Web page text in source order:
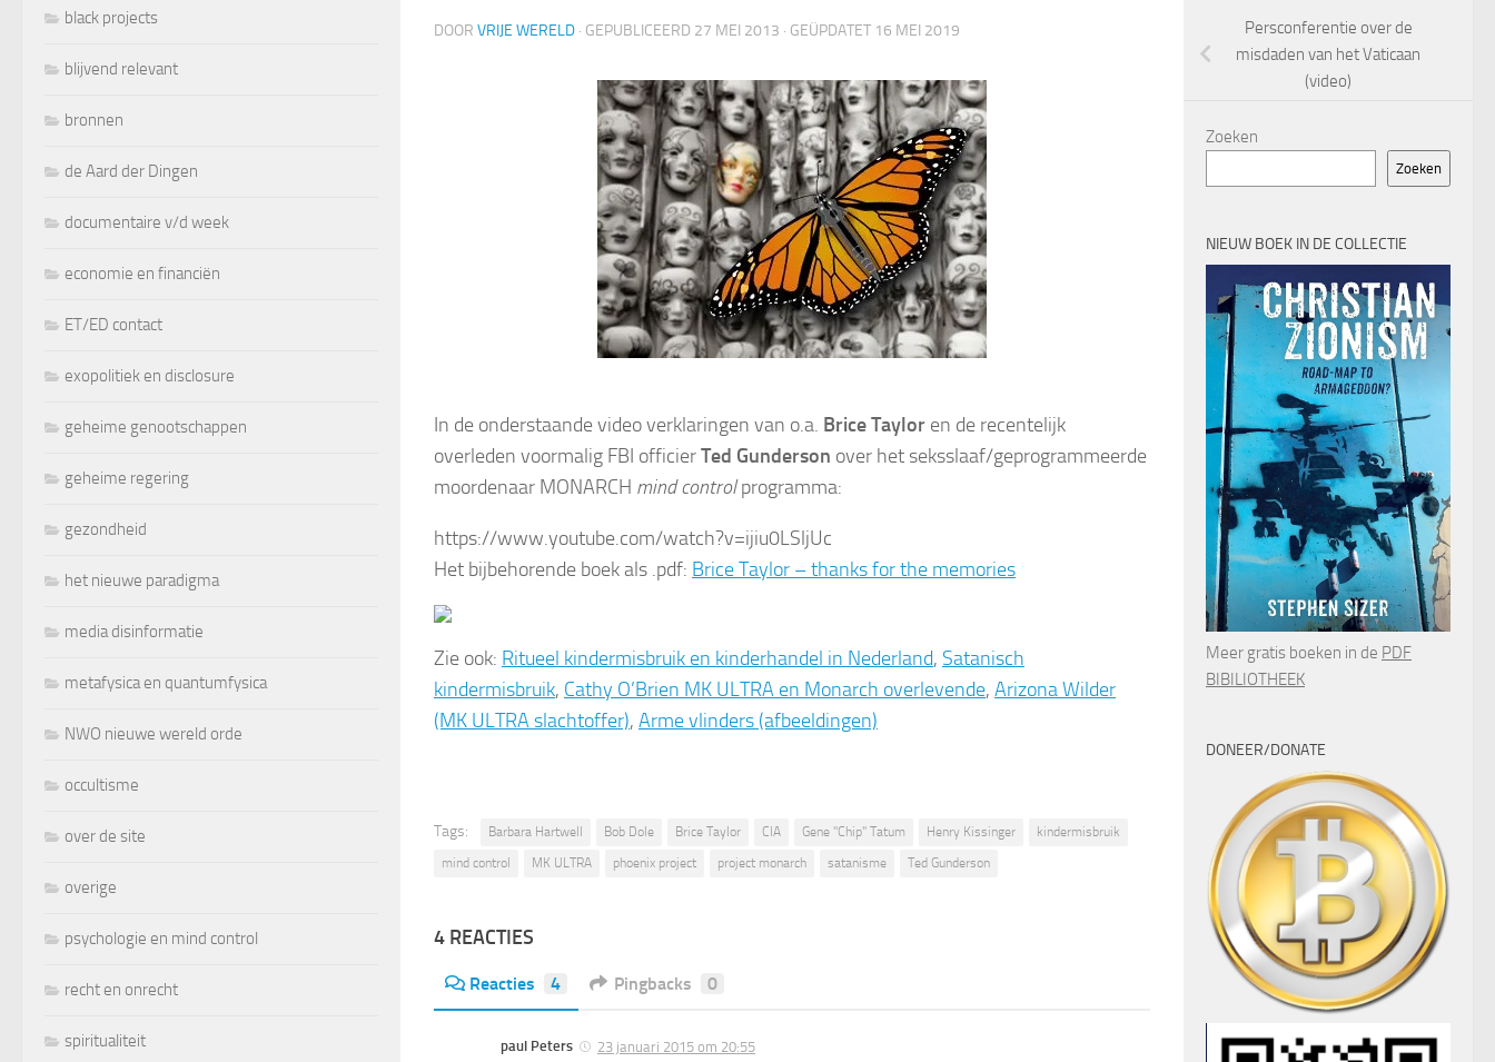
DOOR VRIJE WERELD · GEPUBLICEERD 27 MEI 2013 · GEÜPDATET 16 MEI 2019
In de onderstaande video verklaringen van o.a. Brice Taylor en de recentelijk
overleden voormalig FBI officierTed Gunderson over het seksslaaf/geprogrammeerde
moordenaar MONARCH mind controlprogramma:
https://www.youtube.com/watch?v=ijiu0LSljUc
Het bijbehorende boek als .pdf: Brice Taylor – thanks for the memories
Zie ook: Ritueel kindermisbruik en kinderhandel in Nederland, Satanisch
kindermisbruik, Cathy O’Brien MK ULTRA en Monarch overlevende, Arizona Wilder
(MK ULTRA slachtoffer), Arme vlinders (afbeeldingen)
Tags: Barbara Hartwell Bob Dole Brice Taylor CIA Gene "Chip" Tatum Henry Kissinger
kindermisbruik
mind control
MK ULTRA phoenix project project monarch satanisme Ted Gunderson
4 REACTIES
Reacties 4 Pingbacks 0
paul Peters 23 januari 2015 om 20:55
black projects
blijvend relevant
bronnen
de Aard der Dingen
documentaire v/d week
economie en financiën
ET/ED contact
exopolitiek en disclosure
geheime genootschappen
geheime regering
gezondheid
het nieuwe paradigma
media disinformatie
metafysica en quantumfysica
NWO nieuwe wereld orde
occultisme
over de site
overige
psychologie en mind control
recht en onrecht
spiritualiteit
Persconferentie over de
misdaden van het Vaticaan
(video)
Zoeken
Zoeken
NIEUW BOEK IN DE COLLECTIE
Meer gratis boeken in de PDF
BIBILIOTHEEK
DONEER/DONATE